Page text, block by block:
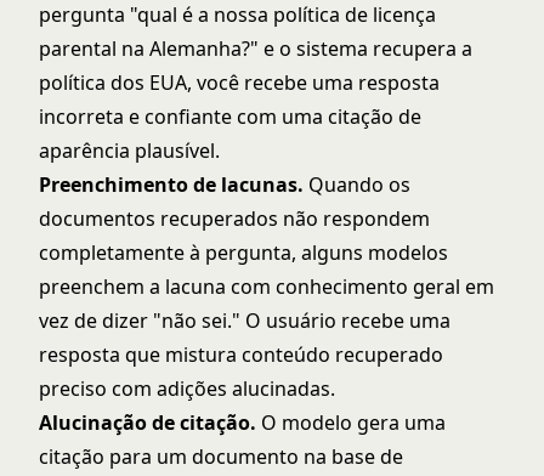
pergunta "qual é a nossa política de licença
parental na Alemanha?" e o sistema recupera a
política dos EUA, você recebe uma resposta
incorreta e confiante com uma citação de
aparência plausível.
Preenchimento de lacunas. Quando os
documentos recuperados não respondem
completamente à pergunta, alguns modelos
preenchem a lacuna com conhecimento geral em
vez de dizer "não sei." O usuário recebe uma
resposta que mistura conteúdo recuperado
preciso com adições alucinadas.
Alucinação de citação. O modelo gera uma
citação para um documento na base de